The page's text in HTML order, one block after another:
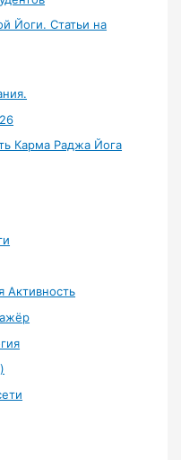
Йоги. Статьи на
Карма Раджа Йога
Активность